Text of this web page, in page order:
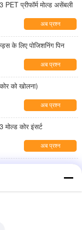
प्रीफॉर्म मोल्ड असेंबली
अब प्रश्न
के लिए पोजिशनिंग पिन
अब प्रश्न
को खोलना)
अब प्रश्न
कोर इंसर्ट
अब प्रश्न
मशीनीकृत गाइड
मोल्ड इंसर्ट